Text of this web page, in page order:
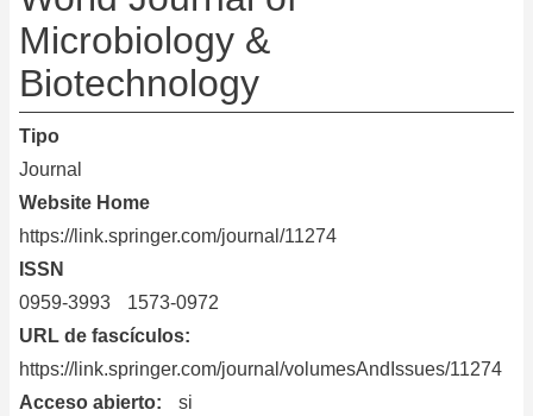
Microbiology &
Biotechnology
Tipo
Journal
Website Home
https://link.springer.com/journal/11274
ISSN
0959-3993
1573-0972
URL de fascículos
https://link.springer.com/journal/volumesAndIssues/11274
Acceso abierto
si